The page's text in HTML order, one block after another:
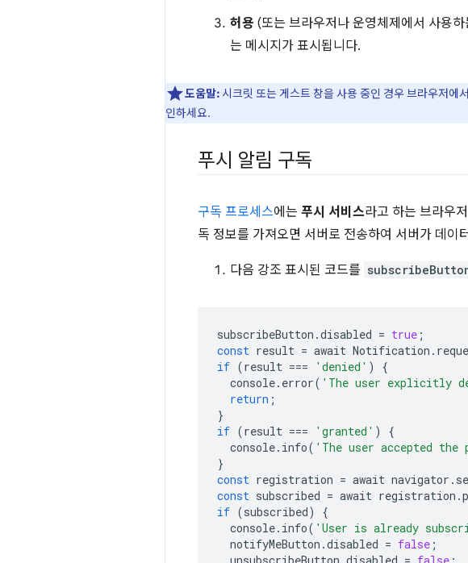
허용 (또는 브라우저나 운영체제에서 사용
는 메시지가 표시됩니다.
도움말:시크릿 또는 게스트 창을 사용 중인 경우 브라우저에
인하세요.
푸시 알림 구독
구독 프로세스에는 푸시 서비스라고 하는 브라우
독 정보를 가져오면 서버로 전송하여 서버가 데
다음 강조 표시된 코드를
subscribeButton .disabled = true ;
const result = await Notification .
if (result === 'denied' )
{
console. error( 'The user explicitly
return ;
}
if (result === 'granted' )
{
console. info( 'The user accepted the
}
const registration = await navigator .
const subscribed = await registration .
if (subscribed)
{
console. info( 'User is already
notifyMeButton .disabled = false ;